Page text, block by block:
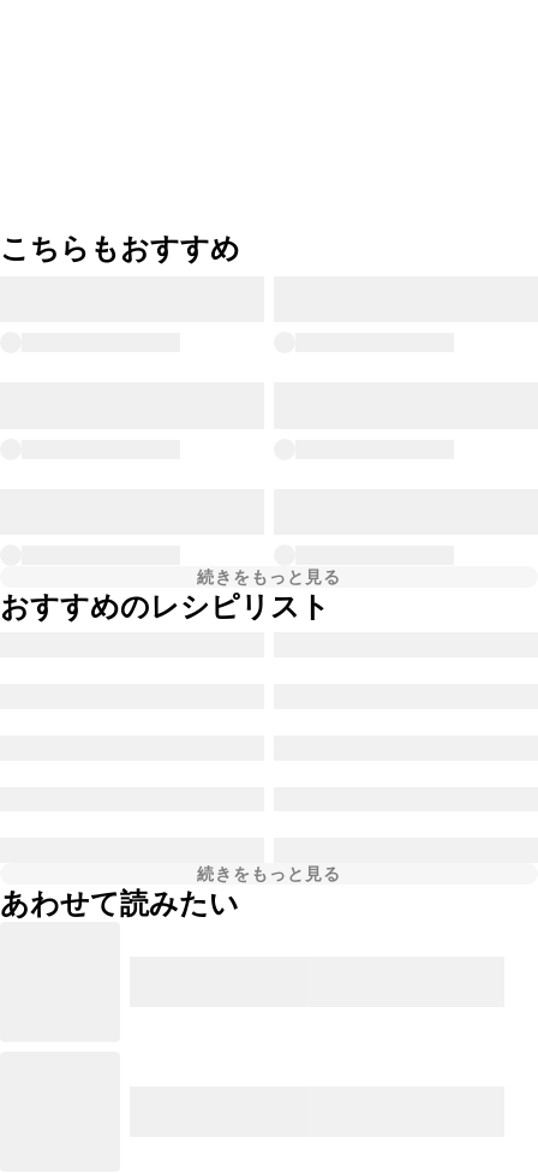
こちらもおすすめ
続きをもっと見る
おすすめのレシピリスト
続きをもっと見る
あわせて読みたい